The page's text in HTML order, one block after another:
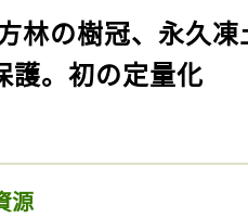
林の樹冠、永久
護。初の定量化
源